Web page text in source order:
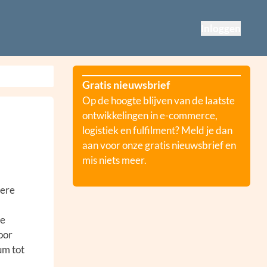
tot
Gratis nieuwsbrief
Op de hoogte blijven van de laatste
ontwikkelingen in e-commerce,
logistiek en fulfilment? Meld je dan
aan voor onze gratis nieuwsbrief en
mis niets meer.